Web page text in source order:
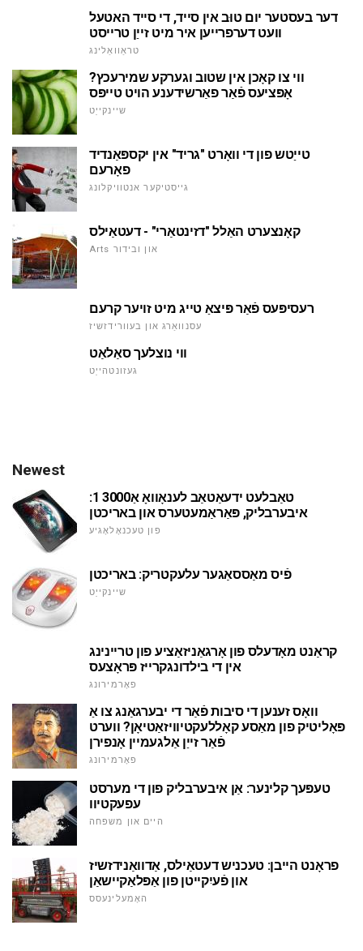
דער בעסטער יום טוּב אין סייד, די סייד האטעל
וועט דערפרייען איר מיט זייַן טרייסט
טראַוואַלינג
ווי צו קאָכן אין שטוב וגערקע שמירעכץ?
אָפּציעס פֿאַר פאַרשידענע הויט טייפּס
שיינקייַט
טייַטש פון די וואָרט "גריד" אין יקספּאַנדיד
פאָרעם
גייסטיקער אנטוויקלונג
קאָנצערט האַלל "דזינטאַרי" - דעטאַילס
Arts און ובידור
רעסיפּעס פֿאַר פּיצאַ טייג מיט זויער קרעם
עסנוואַרג און בעוורידזשיז
ווי נוצלעך סאַלאַט
געזונטהייַט
Newest
טאַבלעט ידעאַטאַב לענאָוואָ אַ3000 1:
איבערבליק, פּאַראַמעטערס און באריכטן
פון טעכנאָלאָגיע
פֿיס מאַססאַגער עלעקטריק: באריכטן
שיינקייַט
קראַנט מאָדעלס פון אָרגאַניזאַציע פון טריינינג
אין די בילדונגקרייז פּראָצעס
פאָרמירונג
וואָס זענען די סיבות פֿאַר די יבערגאַנג צו אַ
פּאָליטיק פון מאַסע קאָללעקטיוויזאַטיאָן? ווערט
פֿאַר זייַן אַלגעמיין אָנפירן
פאָרמירונג
טעפּעך קלינער: אַן איבערבליק פון די מערסט
עפעקטיוו
היים און משפּחה
פראָנט הייבן: טעכניש דעטאַילס, אַדוואַנידזשיז
און פֿעיִקייטן פון אַפּלאַקיישאַן
האָמעלינעסס